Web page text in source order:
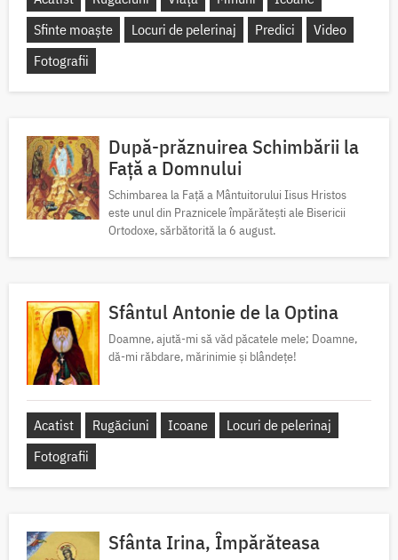
Sfinte moaște
Locuri de pelerinaj Predici
Video
Fotografii
După-prăznuirea Schimbării la
Față a Domnului
Schimbarea la Față a Mântuitorului Iisus Hristos
este unul din Praznicele împărătești ale Bisericii
Ortodoxe, sărbătorită la 6 august.
Sfântul Antonie de la Optina
Doamne, ajută-mi să văd păcatele mele; Doamne,
dă-mi răbdare, mărinimie şi blândeţe!
Acatist Rugăciuni Icoane
Locuri de pelerinaj
Fotografii
Sfânta Irina, Împărăteasa